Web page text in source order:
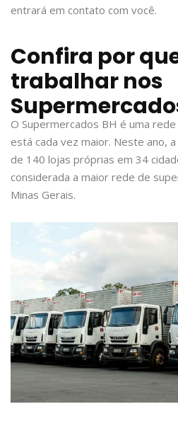
entrará em contato com você.
Confira por
trabalhar nos
O Supermercados BH é uma
está cada vez maior. Neste ano,
de 140 lojas próprias em 34
considerada a maior rede de
Minas Gerais.